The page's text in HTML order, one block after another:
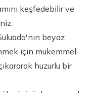
keşfedebilir ve
beyaz
için mükemmel
huzurlu bir